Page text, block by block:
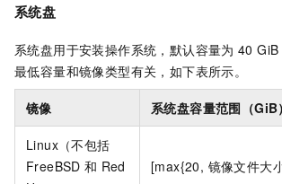
系统盘
系统盘用于安装操作系统，默认容量为 40 GiB
最低容量和镜像类型有关，如下表所示。
镜像 系统盘容量范围（GiB）
Linux（不包括
FreeBSD 和 Red
[max{20, 镜像文件大